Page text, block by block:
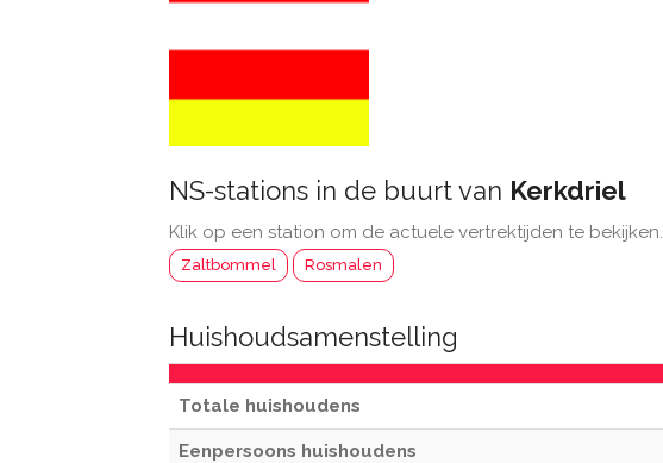
NS-stations in de buurt van Kerkdriel
Klik op een station om de actuele vertrektijden te bekijken.
Zaltbommel Rosmalen
Huishoudsamenstelling
Totale huishoudens
Eenpersoons huishoudens